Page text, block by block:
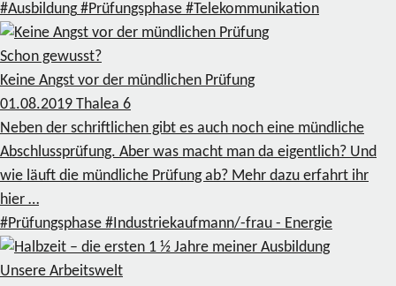
#Ausbildung #Prüfungsphase #Telekommunikation
Schon gewusst?
Keine Angst vor der mündlichen Prüfung
01.08.2019 Thalea 6
Neben der schriftlichen gibt es auch noch eine mündliche
Abschlussprüfung. Aber was macht man da eigentlich? Und
wie läuft die mündliche Prüfung ab? Mehr dazu erfahrt ihr
hier …
#Prüfungsphase #Industriekaufmann/-frau - Energie
Unsere Arbeitswelt